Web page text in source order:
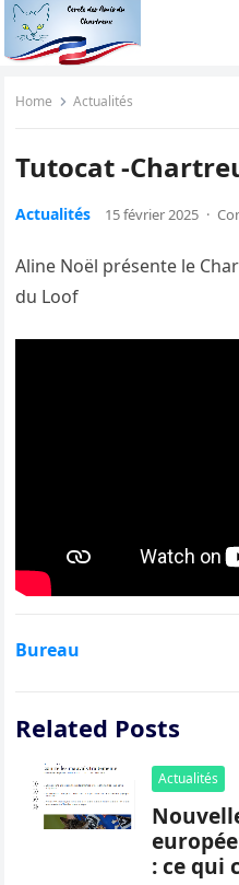
Home Actualités
Tutocat -
Actualités 15 février 2025 ·
Aline Noël présente le
du Loof
Bureau
Related Posts
Actualités
: ce qui